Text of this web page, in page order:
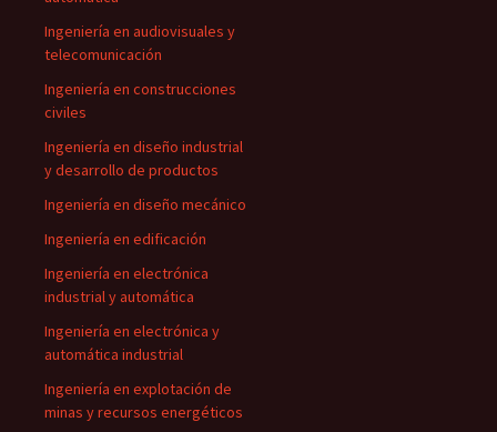
Ingeniería en audiovisuales y
telecomunicación
Ingeniería en construcciones
civiles
Ingeniería en diseño industrial
y desarrollo de productos
Ingeniería en diseño mecánico
Ingeniería en edificación
Ingeniería en electrónica
industrial y automática
Ingeniería en electrónica y
automática industrial
Ingeniería en explotación de
minas y recursos energéticos